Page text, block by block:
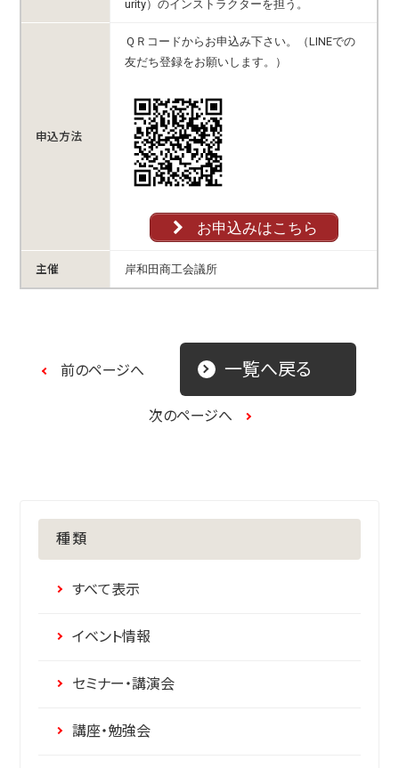
urity）のインストラクターを担う。
申込方法
ＱＲコードからお申込み下さい。（LINEでの
友だち登録をお願いします。）
お申込みはこちら
主催 岸和田商工会議所
前のページへ 一覧へ戻る
次のページへ
種類
すべて表示
イベント情報
セミナー・講演会
講座・勉強会